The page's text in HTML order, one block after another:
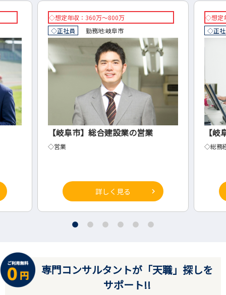
◇想定年収：360万～800万
◇正社員
勤務地:岐阜市
【岐阜市】総合建設業の営業
◇営業
詳しく見る
◇想定
◇正
【
◇総務
専門コンサルタントが「天職」探しを
サポート!!